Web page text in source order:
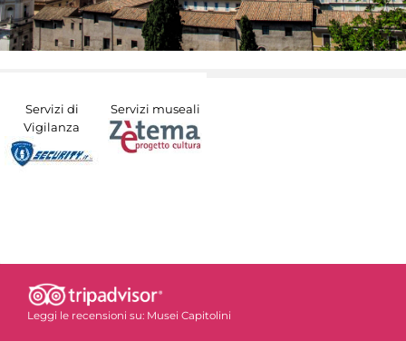
Servizi di
Vigilanza
Servizi museali
Leggi le recensioni su: Musei Capitolini